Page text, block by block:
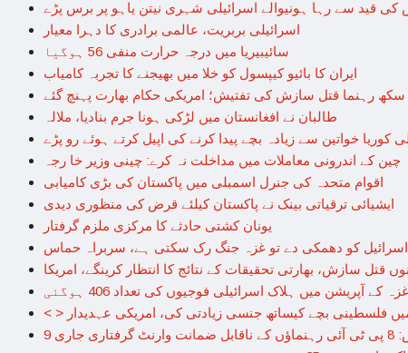
قید سے رہا ہونیوالے اسرائیلی شہری نیتن یاہو پر برس پڑے
اسرائیلی بربریت، عالمی برادری کا دہرا معیار
سائیبیریا میں درجہ حرارت منفی 56 ہوگیا
ایران کا بائیو کیپسول کو خلا میں بھیجنے کا تجربہ کامیاب
سکھ رہنما قتل سازش کی تفتیش؛ امریکی حکام بھارت پہنچ گئے
طالبان نے افغانستان میں لڑکی ہونا جرم بنادیا، ملالہ
کوریا خواتین سے زیادہ بچے پیدا کرنے کی اپیل کرتے ہوئے رو پڑے
چین کے اندرونی معاملات میں مداخلت نہ کرے: چینی وزیر خا رجہ
اقوام متحدہ کی جنرل اسمبلی میں پاکستان کی بڑی کامیابی
ایشیائی ترقیاتی بینک نے پاکستان کیلئے قرض کی منظوری دیدی
یونان کشتی حادثے کا مرکزی ملزم گرفتار
اسرائیل کو دھمکی دے تو غزہ جنگ رک سکتی ہے، سربراہ حماس
قتل سازش، بھارتی تحقیقات کے نتائج کا انتظار کرینگے، امریکا
غزہ کے آپریشن میں ہلاک اسرائیلی فوجیوں کی تعداد 406 ہوگئی
میں فلسطینی بچے کیساتھ جنسی زیادتی کی، امریکی عہدیدار